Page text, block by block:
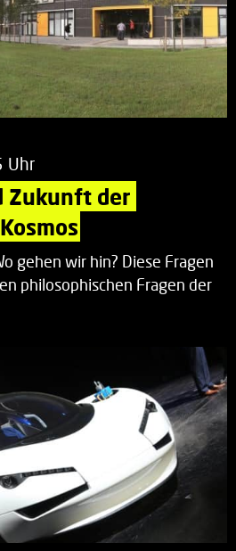
Uhr
Zukunft der
gehen wir hin? Diese Fragen
philosophischen Fragen der